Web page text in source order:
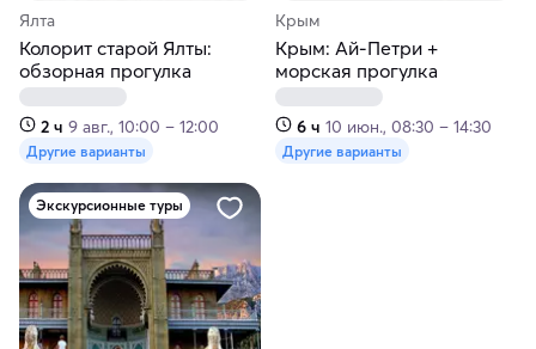
Ялта
Колорит старой Ялты:
обзорная прогулка
2 ч 9 авг., 10:00 – 12:00
Другие варианты
Крым
Крым: Ай-Петри +
морская прогулка
6 ч 10 июн., 08:30 – 14:30
Другие варианты
Экскурсионные туры